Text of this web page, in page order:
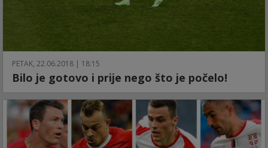
PETAK, 22.06.2018 | 18:15
Bilo je gotovo i prije nego što je počelo!